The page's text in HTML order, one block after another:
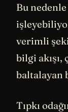
Bu
verimli
bilgi akışı,
baltalayan
Tıpkı